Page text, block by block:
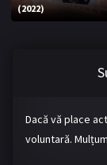
Bromance / BL
LGBTQ+ NON-
BLOG
(2022)
Dacă vă place
voluntară.